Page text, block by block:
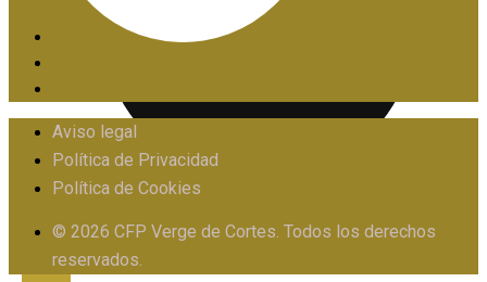
X
Aviso legal
Política de Privacidad
Política de Cookies
© 2026 CFP Verge de Cortes. Todos los derechos
reservados.